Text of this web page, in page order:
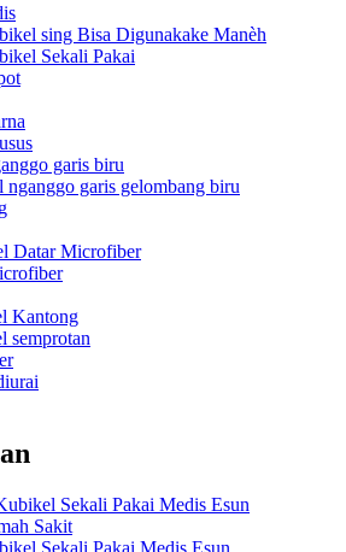
sing Bisa Digunakake Manèh
Sekali Pakai
garis biru
nganggo garis gelombang biru
Datar Microfiber
Kantong
semprotan